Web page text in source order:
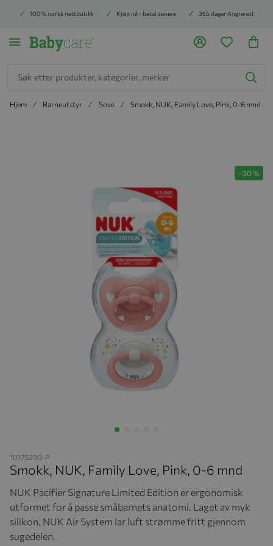
100% norsk nettbutikk Kjøp nå - betal senere 365 dager Angrerett
Hjem Barneutstyr Sove Smokk, NUK, Family Love, Pink, 0-6 mnd
-30 %
10175290-P
Smokk, NUK, Family Love, Pink, 0-6 mnd
NUK Pacifier Signature Limited Edition er ergonomisk
utformet for å passe småbarnets anatomi. Laget av myk
silikon. NUK Air System lar luft strømme fritt gjennom
sugedelen.